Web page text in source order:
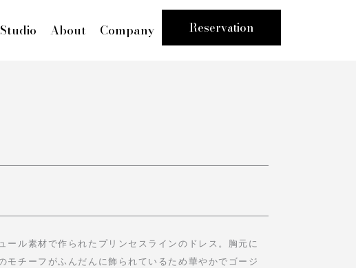
Studio About Company Reservation
ール素材で作られたプリンセスラインのドレス。胸元に
モチーフがふんだんに飾られているため華やかでゴージ